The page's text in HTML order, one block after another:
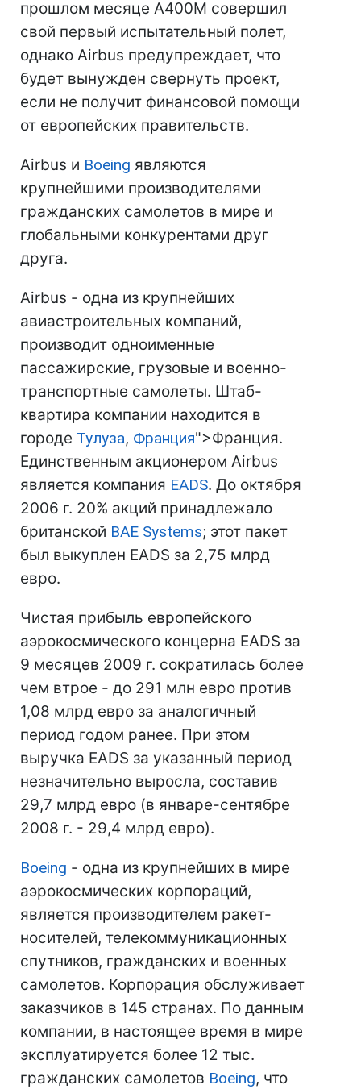
прошлом месяце A400M совершил
свой первый испытательный полет,
однако Airbus предупреждает, что
будет вынужден свернуть проект,
если не получит финансовой помощи
от европейских правительств.
Airbus и Boeing являются
крупнейшими производителями
гражданских самолетов в мире и
глобальными конкурентами друг
друга.
Airbus - одна из крупнейших
авиастроительных компаний,
производит одноименные
пассажирские, грузовые и военно-
транспортные самолеты. Штаб-
квартира компании находится в
городе Тулуза, Франция">Франция.
Единственным акционером Airbus
является компания EADS. До октября
2006 г. 20% акций принадлежало
британской BAE Systems; этот пакет
был выкуплен EADS за 2,75 млрд
евро.
Чистая прибыль европейского
аэрокосмического концерна EADS за
9 месяцев 2009 г. сократилась более
чем втрое - до 291 млн евро против
1,08 млрд евро за аналогичный
период годом ранее. При этом
выручка EADS за указанный период
незначительно выросла, составив
29,7 млрд евро (в январе-сентябре
2008 г. - 29,4 млрд евро).
Boeing - одна из крупнейших в мире
аэрокосмических корпораций,
является производителем ракет-
носителей, телекоммуникационных
спутников, гражданских и военных
самолетов. Корпорация обслуживает
заказчиков в 145 странах. По данным
компании, в настоящее время в мире
эксплуатируется более 12 тыс.
гражданских самолетов Boeing, что